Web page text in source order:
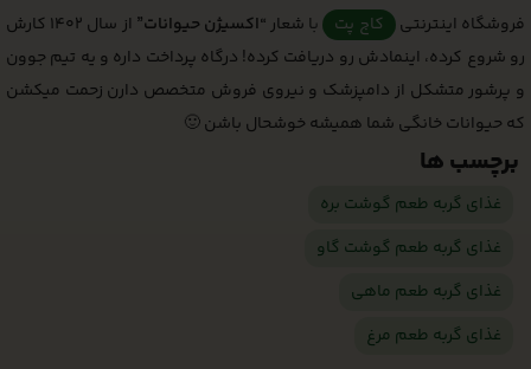
فروشگاه اینترنتی کاج پت با شعار“اکسیژن حیوانات”
از سال 1402 کارش
رو شروع کرده، اینمادش رو دریافت کرده! درگاه پرداخت داره و یه تیم جوون
و پرشور متشکل از دامپزشک و نیروی فروش متخصص دارن زحمت میکشن
که حیوانات خانگی شما همیشه خوشحال باشن 🙂
برچسب ها
غذای گربه طعم گوشت بره
غذای گربه طعم گوشت گاو
غذای گربه طعم ماهی
غذای گربه طعم مرغ